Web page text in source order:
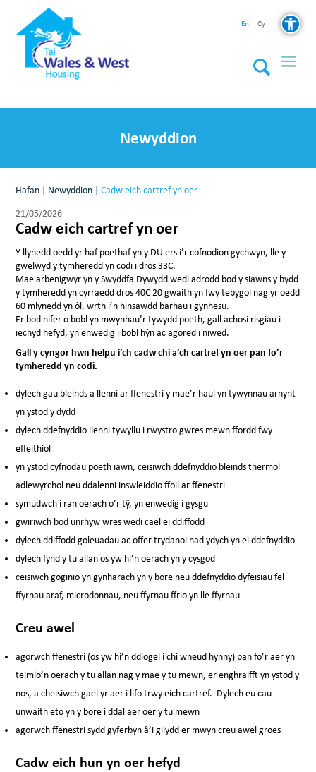
En Cy
Newyddion
Hafan | Newyddion |Cadw eich cartref yn oer
21/05/2026
Cadw eich cartref yn oer
Y llynedd oedd yr haf poethaf yn y DU ers i’r cofnodion gychwyn, lle y
gwelwyd y tymheredd yn codi i dros 33C.
Mae arbenigwyr yn y Swyddfa Dywydd wedi adrodd bod y siawns y bydd
y tymheredd yn cyrraedd dros 40C 20 gwaith yn fwy tebygol nag yr oedd
60 mlynedd yn ôl, wrth i’n hinsawdd barhau i gynhesu.
Er bod nifer o bobl yn mwynhau’r tywydd poeth, gall achosi risgiau i
iechyd hefyd, yn enwedig i bobl hŷn ac agored i niwed.
Gall y cyngor hwn helpu i’ch cadw chi a’ch cartref yn oer pan fo’r
tymheredd yn codi.
dylech gau bleinds a llenni ar ffenestri y mae’r haul yn tywynnau arnynt
yn ystod y dydd
dylech ddefnyddio llenni tywyllu i rwystro gwres mewn ffordd fwy
effeithiol
yn ystod cyfnodau poeth iawn, ceisiwch ddefnyddio bleinds thermol
adlewyrchol neu ddalenni inswleiddio ffoil ar ffenestri
symudwch i ran oerach o’r tŷ, yn enwedig i gysgu
gwiriwch bod unrhyw wres wedi cael ei ddiffodd
dylech ddiffodd goleuadau ac offer trydanol nad ydych yn ei ddefnyddio
dylech fynd y tu allan os yw hi’n oerach yn y cysgod
ceisiwch goginio yn gynharach yn y bore neu ddefnyddio dyfeisiau fel
ffyrnau araf, microdonnau, neu ffyrnau ffrio yn lle ffyrnau
Creu awel
agorwch ffenestri (os yw hi’n ddiogel i chi wneud hynny) pan fo’r aer yn
teimlo’n oerach y tu allan nag y mae y tu mewn, er enghraifft yn ystod y
nos, a cheisiwch gael yr aer i lifo trwy eich cartref. Dylech eu cau
unwaith eto yn y bore i ddal aer oer y tu mewn
agorwch ffenestri sydd gyferbyn â’i gilydd er mwyn creu awel groes
Cadw eich hun yn oer hefyd